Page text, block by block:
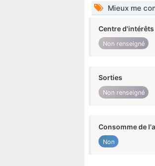
Mieux me
Centre d'intérêts
Non renseigné
Sorties
Non renseigné
Consomme de
Non